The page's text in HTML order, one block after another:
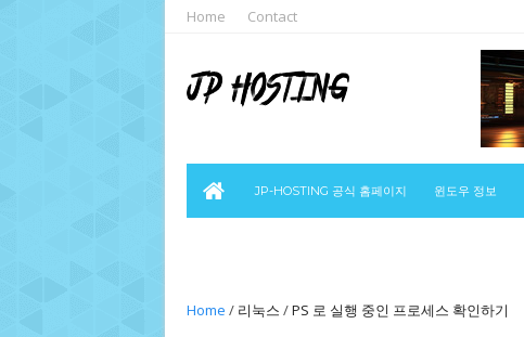
Home Contact
JP-HOSTING 공식 홈페이지 윈도우 정보
Home / 리눅스 /PS 로 실행 중인 프로세스 확인하기